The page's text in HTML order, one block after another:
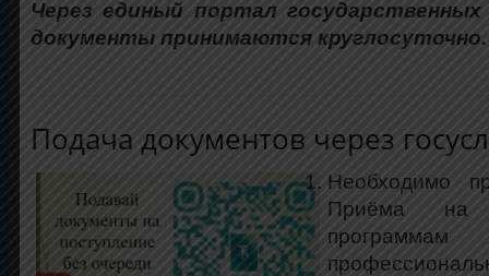
Через единый портал государственных
документы принимаются круглосуточно.
Подача документов через
Необходимо
Приёма на